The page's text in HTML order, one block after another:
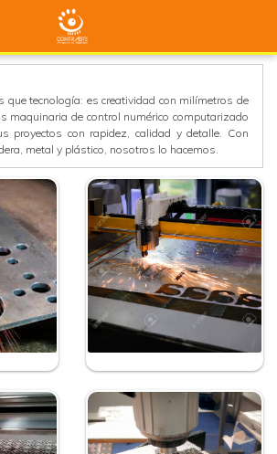
que tecnología: es creatividad con milímetros de
maquinaria de control numérico computarizado
proyectos con rapidez, calidad y detalle. Con
metal y plástico, nosotros lo hacemos.